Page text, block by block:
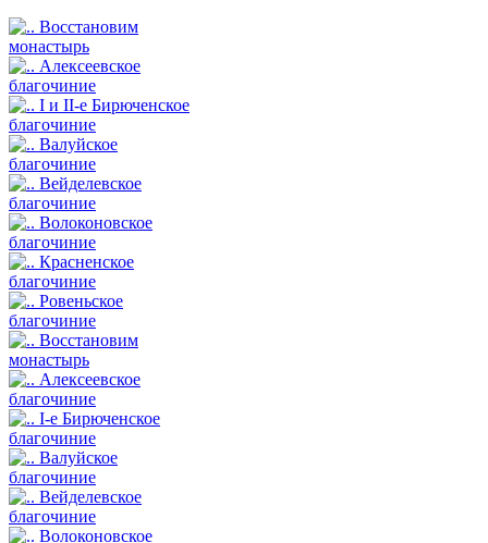
Восстановим
монастырь
Алексеевское
благочиние
I и II-е Бирюченское
благочиние
Валуйское
благочиние
Вейделевское
благочиние
Волоконовское
благочиние
Красненское
благочиние
Ровеньское
благочиние
Восстановим
монастырь
Алексеевское
благочиние
I-е Бирюченское
благочиние
Валуйское
благочиние
Вейделевское
благочиние
Волоконовское